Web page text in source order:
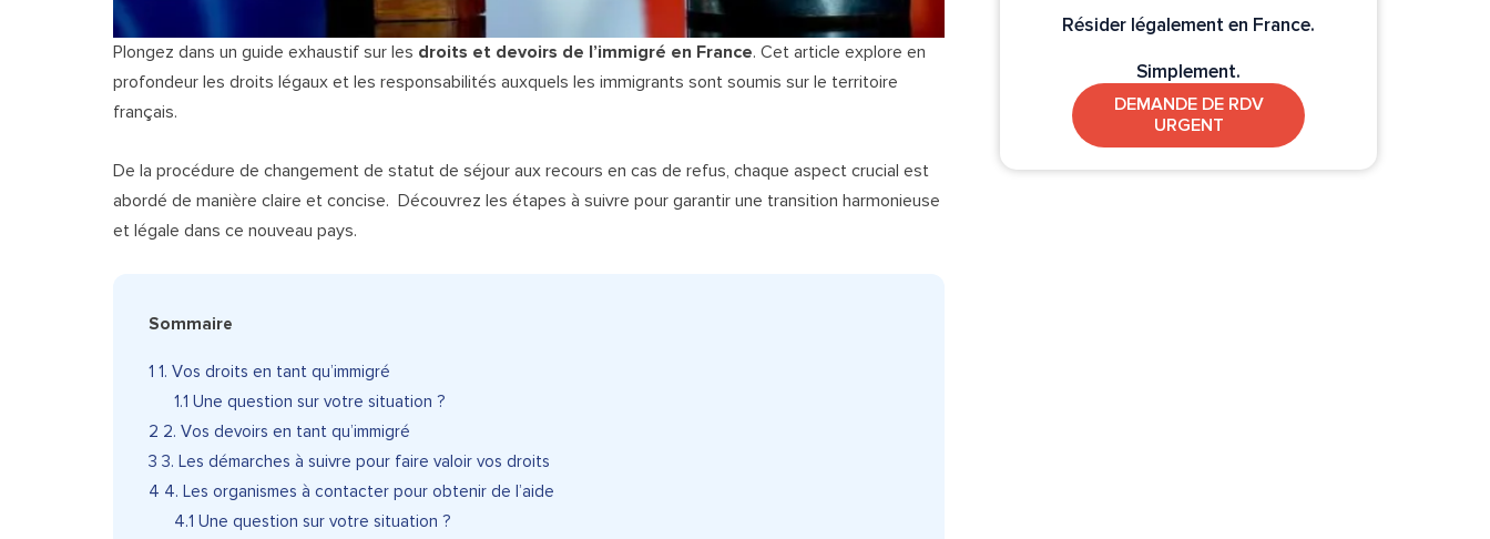
Plongez dans un guide exhaustif sur les droits et devoirs de l’immigré en France. Cet article explore en
profondeur les droits légaux et les responsabilités auxquels les immigrants sont soumis sur le territoire
français.
De la procédure de changement de statut de séjour aux recours en cas de refus, chaque aspect crucial est
abordé de manière claire et concise. Découvrez les étapes à suivre pour garantir une transition harmonieuse
et légale dans ce nouveau pays.
Sommaire
1 1. Vos droits en tant qu’immigré
1.1 Une question sur votre situation ?
2 2. Vos devoirs en tant qu’immigré
3 3. Les démarches à suivre pour faire valoir vos droits
4 4. Les organismes à contacter pour obtenir de l’aide
4.1 Une question sur votre situation ?
Résider légalement en France.
Simplement.
DEMANDE DE RDV
URGENT